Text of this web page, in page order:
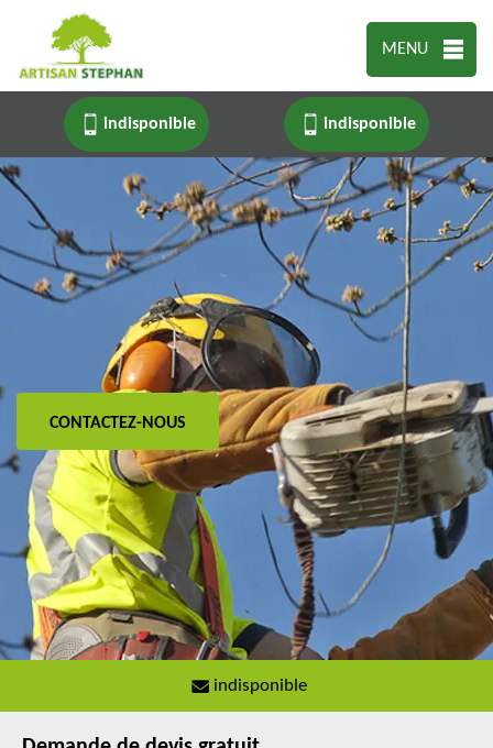
MENU
indisponible indisponible
CONTACTEZ-NOUS
indisponible